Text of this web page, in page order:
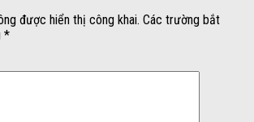
được hiển thị công khai. Các trường bắt
*